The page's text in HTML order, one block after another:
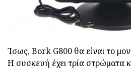
Ίσως, Bork G800 θα είναι το
Η συσκευή έχει τρία στρώματα